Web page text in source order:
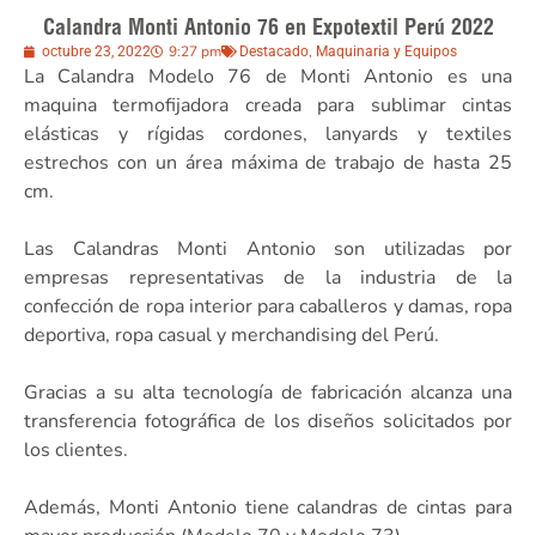
Calandra Monti Antonio 76 en Expotextil Perú 2022
octubre 23, 2022 9:27 pm Destacado, Maquinaria y Equipos
La Calandra Modelo 76 de Monti Antonio es una
maquina termofijadora creada para sublimar cintas
elásticas y rígidas cordones, lanyards y textiles
estrechos con un área máxima de trabajo de hasta 25
cm.
Las Calandras Monti Antonio son utilizadas por
empresas representativas de la industria de la
confección de ropa interior para caballeros y damas, ropa
deportiva, ropa casual y merchandising del Perú.
Gracias a su alta tecnología de fabricación alcanza una
transferencia fotográfica de los diseños solicitados por
los clientes.
Además, Monti Antonio tiene calandras de cintas para